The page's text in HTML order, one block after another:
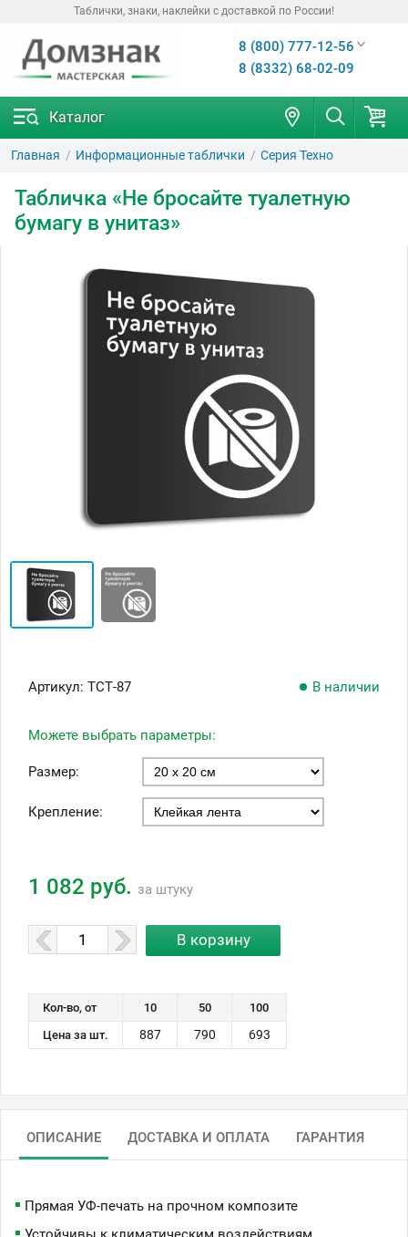
Таблички, знаки, наклейки с доставкой по России!
8 (800) 777-12-56
8 (8332) 68-02-09
Каталог
Главная Информационные таблички Серия Техно
Табличка «Не бросайте туалетную
бумагу в унитаз»
Артикул: ТСТ-87 В наличии
Можете выбрать параметры:
Размер:
Крепление:
1 082 руб. за штуку
Кол-во, от 10 50
100
Цена за шт.
887 790 693
ОПИСАНИЕ ДОСТАВКА И ОПЛАТА ГАРАНТИЯ
Прямая УФ-печать на прочном композите